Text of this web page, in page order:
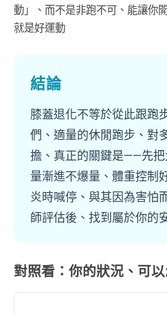
動」、而不是非跑不可、能讓你
就是好運動
結論
膝蓋退化不等於從此跟跑
們、適量的休閒跑步、對
擔、真正的關鍵是——先
量漸進不爆量、體重控制
炎時喊停、與其因為害怕
師評估後、找到屬於你的
對照看：你的狀況、可